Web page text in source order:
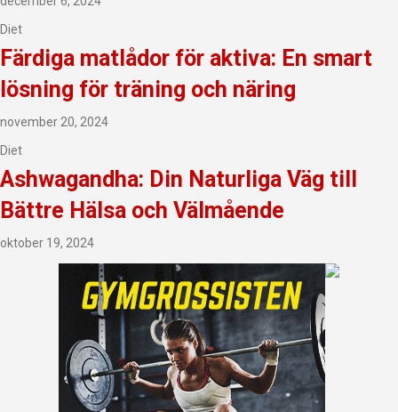
Diet
Färdiga matlådor för aktiva: En smart
lösning för träning och näring
november 20, 2024
Diet
Ashwagandha: Din Naturliga Väg till
Bättre Hälsa och Välmående
oktober 19, 2024